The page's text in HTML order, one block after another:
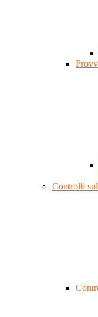
Controlli